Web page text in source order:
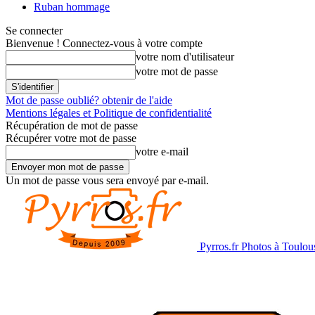
Ruban hommage
Se connecter
Bienvenue ! Connectez-vous à votre compte
votre nom d'utilisateur
votre mot de passe
Mot de passe oublié? obtenir de l'aide
Mentions légales et Politique de confidentialité
Récupération de mot de passe
Récupérer votre mot de passe
votre e-mail
Un mot de passe vous sera envoyé par e-mail.
Pyrros.fr Photos à